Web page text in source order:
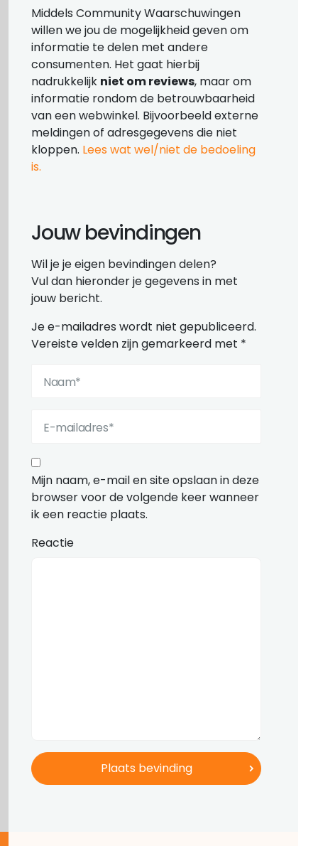
Middels Community Waarschuwingen
willen we jou de mogelijkheid geven om
informatie te delen met andere
consumenten. Het gaat hierbij
nadrukkelijk niet om reviews, maar om
informatie rondom de betrouwbaarheid
van een webwinkel. Bijvoorbeeld externe
meldingen of adresgegevens die niet
kloppen. Lees wat wel/niet de bedoeling
is.
Jouw bevindingen
Wil je je eigen bevindingen delen?
Vul dan hieronder je gegevens in met
jouw bericht.
Je e-mailadres wordt niet gepubliceerd.
Vereiste velden zijn gemarkeerd met *
Mijn naam, e-mail en site opslaan in deze
browser voor de volgende keer wanneer
ik een reactie plaats.
Reactie